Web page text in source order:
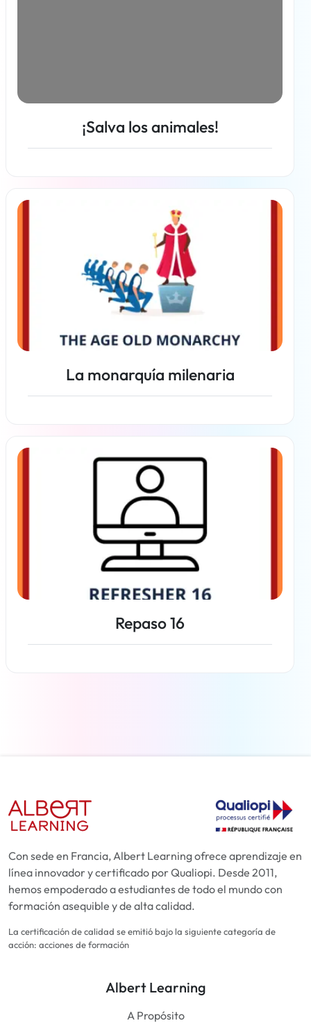
¡Salva los animales!
La monarquía milenaria
Repaso 16
Con sede en Francia, Albert Learning ofrece aprendizaje en
línea innovador y certificado por Qualiopi. Desde 2011,
hemos empoderado a estudiantes de todo el mundo con
formación asequible y de alta calidad.
La certificación de calidad se emitió bajo la siguiente categoría de
acción: acciones de formación
Albert Learning
A Propósito